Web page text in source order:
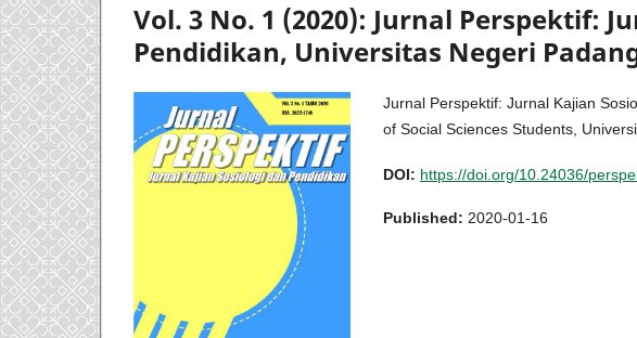
Vol. 3 No. 1 (2020): Jurnal Perspektif:
Pendidikan, Universitas Negeri
Jurnal Perspektif: Jurnal Kajian
of Social Sciences Students,
DOI: https://doi.org/10.24036/
Published: 2020-01-16